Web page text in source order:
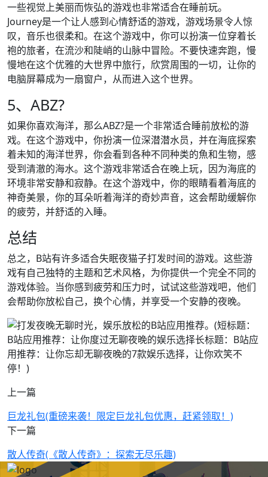
一些视觉上美丽而恢弘的游戏也非常适合在睡前玩。
Journey是一个让人感到心情舒适的游戏，游戏场景令人惊
叹，音乐也很柔和。在这个游戏中，你可以扮演一位穿着长
袍的旅者，在流沙和陡峭的山脉中冒险。不要快速奔跑，慢
慢地在这个优雅的大世界中旅行，欣赏周围的一切，让你的
电脑屏幕成为一扇窗户，从而进入这个世界。
5、ABZ?
如果你喜欢海洋，那么ABZ?是一个非常适合睡前放松的游
戏。在这个游戏中，你扮演一位深潜潜水员，并在海底探索
着未知的海洋世界，你会看到各种不同种类的魚和生物，感
受到清澈的海水。这个游戏非常适合在晚上玩，因为海底的
环境非常安静和寂静。在这个游戏中，你的眼睛看着海底的
神奇美景，你的耳朵听着海洋的奇妙声音，这会帮助缓解你
的疲劳，并舒适的入睡。
总结
总之，B站有许多适合失眠夜猫子打发时间的游戏。这些游
戏有自己独特的主题和艺术风格，为你提供一个完全不同的
游戏体验。当你感到疲劳和压力时，试试这些游戏吧，他们
会帮助你放松自己，换个心情，并享受一个安静的夜晚。
上一篇
巨龙礼包(重磅来袭！限定巨龙礼包优惠，赶紧领取！)
下一篇
散人传奇(《散人传奇》：探索无尽乐趣)